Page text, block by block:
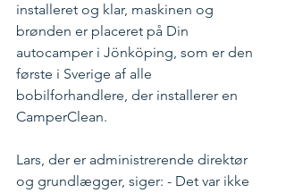
installeret og klar, maskinen og
brønden er placeret på Din
autocamper i Jönköping, som er den
første i Sverige af alle
bobilforhandlere, der installerer en
CamperClean.
Lars, der er administrerende direktør
og grundlægger, siger: - Det var ikke